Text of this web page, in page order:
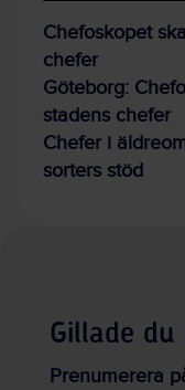
Chefoskopet
chefer
Göteborg:
stadens chefer
Chefer i
sorters stöd
Gillade
Prenumerera